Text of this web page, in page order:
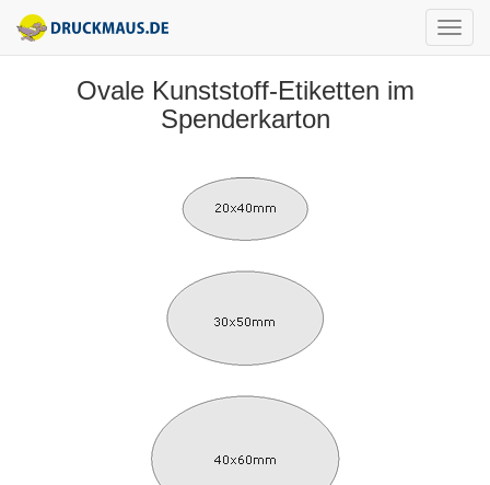
Ovale Kunststoff-Etiketten im
Spenderkarton